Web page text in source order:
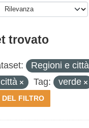
trovato
Regioni e città
Tag: verde
DEL FILTRO